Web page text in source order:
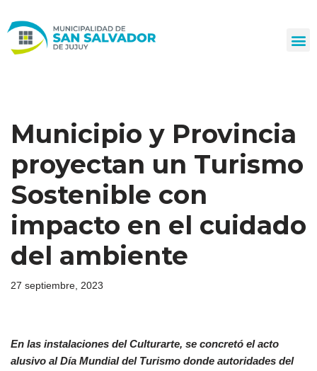
al
Municipio y Provincia
proyectan un Turismo
Sostenible con
impacto en el cuidado
del ambiente
27 septiembre, 2023
En las instalaciones del Culturarte, se concretó el acto
alusivo al Día Mundial del Turismo donde autoridades del